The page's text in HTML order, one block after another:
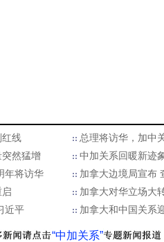
红线
总理将访华，加中
然猛增
中加关系回暖新迹
年将访华
加拿大边境局宣布
加拿大对华立场大
近平
加拿大和中国关系
“中加关系”